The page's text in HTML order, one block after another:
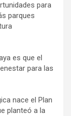
para
parques
es que el
para las
nace el Plan
planteó a la